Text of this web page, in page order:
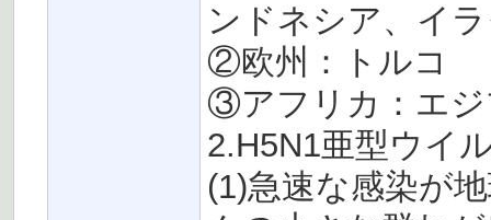
ンドネシア、イ
②欧州：トルコ
③アフリカ：エ
2.H5N1亜型ウイ
(1)急速な感染が